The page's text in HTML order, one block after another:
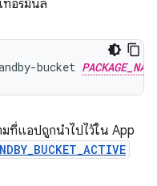
ทอร์มินัล
bucket
ที่แอปถูกนำไปไว้ใน App